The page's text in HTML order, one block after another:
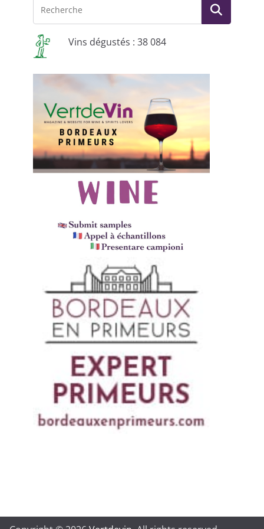
Vins dégustés : 38 084